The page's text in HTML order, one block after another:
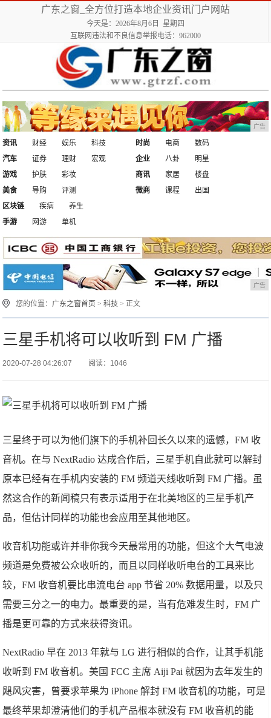
广东之窗_全方位打造本地企业资讯门户网站
今天是：2026年8月6日 星期四
互联网违法和不良信息举报电话：962000
广告
资讯 财经 娱乐
科技
汽车
证券 理财 宏观
时尚 电商
数码
企业
八卦
明星
游戏
护肤
彩妆
美食
导购 评测
商讯 家居
楼盘
微商
课程
出国
区块链
疾病
养生
手游
网游 单机
广告
您的位置： 广东之窗首页 >科技 > 正文
三星手机将可以收听到 FM 广播
2020-07-28 04:26:07 阅读：1046
三星终于可以为他们旗下的手机补回长久以来的遗憾，FM 收
音机。在与 NextRadio 达成合作后，三星手机自此就可以解封
原本已经有在手机内安装的 FM 频道天线收听到 FM 广播。虽
然这合作的新闻稿只有表示适用于在北美地区的三星手机产
品，但估计同样的功能也会应用至其他地区。
收音机功能或许并非你我今天最常用的功能，但这个大气电波
频道是免费被公众收听的，而且以同样收听电台的工具来比
较，FM 收音机要比串流电台 app 节省 20% 数据用量，以及只
需要三分之一的电力。最重要的是，当有危难发生时，FM 广
播是更可靠的方式来获得资讯。
NextRadio 早在 2013 年就与 LG 进行相似的合作，让其手机能
收听到 FM 收音机。美国 FCC 主席 Aiji Pai 就因为去年发生的
飓风灾害，曾要求苹果为 iPhone 解封 FM 收音机的功能，可是
最终苹果却澄清他们的手机产品根本就没有 FM 收音机的能